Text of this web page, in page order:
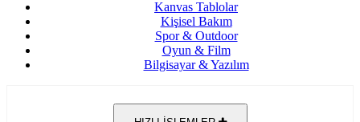
Kanvas Tablolar
Kişisel Bakım
Spor & Outdoor
Oyun & Film
Bilgisayar & Yazılım